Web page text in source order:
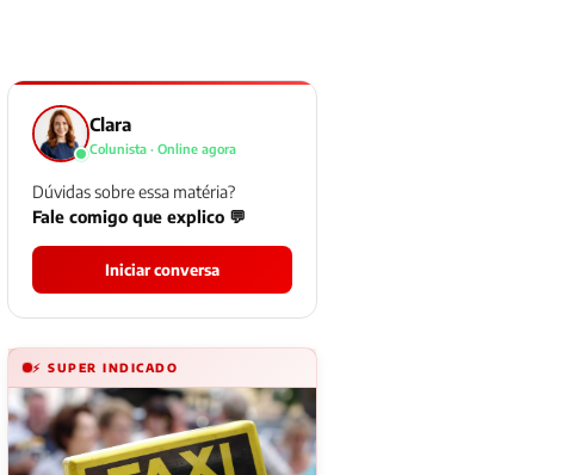
Clara
Colunista · Online agora
Dúvidas sobre essa matéria?
Fale comigo que explico 💬
Iniciar conversa
⚡ SUPER INDICADO